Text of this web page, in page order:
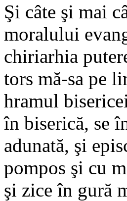
Şi câte şi mai
moralului
chiriarhia
tors mă-sa pe
hramul
în biserică, se
adunată, şi
pompos şi cu
şi zice în gură